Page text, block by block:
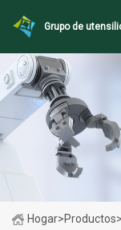
Grupo de
Hogar>Productos>